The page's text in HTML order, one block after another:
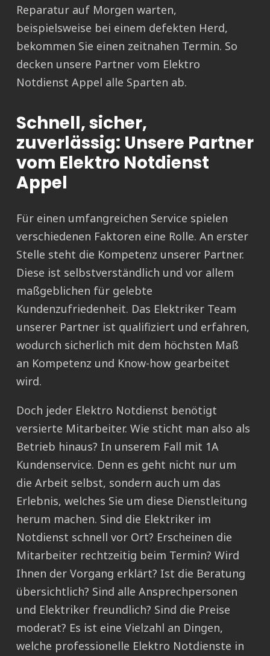
Reparatur auf Morgen warten,
beispielsweise bei einem defekten Herd,
bekommen Sie einen zeitnahen Termin. So
decken unsere Partner vom Elektro
Notdienst Appel alle Sparten ab.
Schnell, sicher,
zuverlässig: Unsere Partner
vom Elektro Notdienst
Appel
Für einen umfangreichen Service spielen
verschiedenen Faktoren eine Rolle. An erster
Stelle steht die Kompetenz unserer Partner.
Diese ist selbstverständlich und vor allem
maßgeblichen für gelebte
Kundenzufriedenheit. Das Elektriker Team
unserer Partner ist qualifiziert und erfahren,
wodurch sicherlich mit dem höchsten Maß
an Kompetenz und Know-how gearbeitet
wird.
Doch jeder Elektro Notdienst benötigt
versierte Mitarbeiter. Wie sticht man also als
Betrieb hinaus? In unserem Fall mit 1A
Kundenservice. Denn es geht nicht nur um
die Arbeit selbst, sondern auch um das
Erlebnis, welches Sie um diese Dienstleitung
herum machen. Sind die Elektriker im
Notdienst schnell vor Ort? Erscheinen die
Mitarbeiter rechtzeitig beim Termin? Wird
Ihnen der Vorgang erklärt? Ist die Beratung
übersichtlich? Sind alle Ansprechpersonen
und Elektriker freundlich? Sind die Preise
moderat? Es ist eine Vielzahl an Dingen,
welche professionelle Elektro Notdienste in